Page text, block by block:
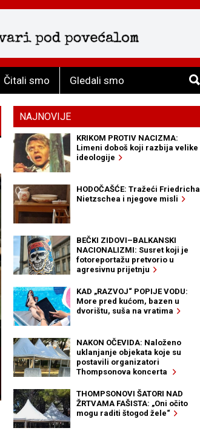
Čitali smo Gledali smo
NAJNOVIJE
KRIKOM PROTIV NACIZMA:
Limeni doboš koji razbija velike
ideologije
HODOČAŠĆE: Tražeći Friedricha
Nietzschea i njegove misli
BEČKI ZIDOVI–BALKANSKI
NACIONALIZMI: Susret koji je
fotoreportažu pretvorio u
agresivnu prijetnju
KAD „RAZVOJ“ POPIJE VODU:
More pred kućom, bazen u
dvorištu, suša na vratima
NAKON OČEVIDA: Naloženo
uklanjanje objekata koje su
postavili organizatori
Thompsonova koncerta
THOMPSONOVI ŠATORI NAD
ŽRTVAMA FAŠISTA: „Oni očito
mogu raditi štogod žele“